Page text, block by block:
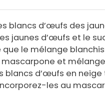
blancs d’œufs des
jaunes d’œufs et le
que le mélange
et
blancs d’œufs en neige
les au